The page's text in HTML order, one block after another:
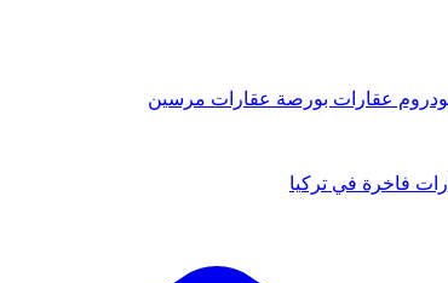
عقارات بورصة عقارات مرسين
فاخرة في تركيا